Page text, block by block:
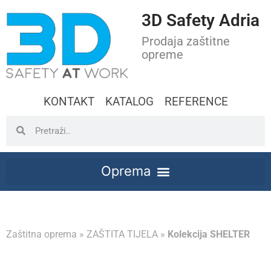
3D Safety Adria
Prodaja zaštitne
opreme
KONTAKT KATALOG REFERENCE
Zaštitna oprema » ZAŠTITA TIJELA » Kolekcija SHELTER